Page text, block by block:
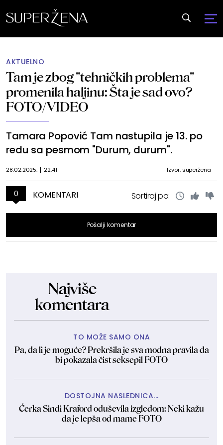
AKTUELNO
Tam je zbog "tehničkih problema"
promenila haljinu: Šta je sad ovo?
FOTO/VIDEO
Tamara Popović Tam nastupila je 13. po
redu sa pesmom "Durum, durum".
28.02.2025. 22:41 Izvor: superžena
0 KOMENTARI Sortiraj po:
Pošalji komentar
Najviše
komentara
TO MOŽE SAMO ONA
Pa, da li je moguće? Prekršila je sva modna pravila da
bi pokazala čist seksepil FOTO
DOSTOJNA NASLEDNICA...
Ćerka Sindi Kraford oduševila izgledom: Neki kažu
da je lepša od mame FOTO